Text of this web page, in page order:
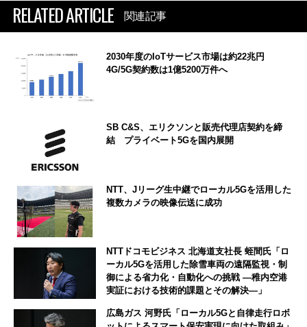
RELATED ARTICLE 関連記事
2030年度のIoTサービス市場は約22兆円
4G/5G契約数は1億5200万件へ
SB C&S、エリクソンと販売代理店契約を締
結 プライベート5Gを国内展開
NTT、Jリーグ生中継でローカル5Gを活用した
複数カメラの映像伝送に成功
NTTドコモビジネス 北海道支社長 蛭間氏「ロ
ーカル5Gを活用した除雪車両の遠隔監視・制
御による省力化・自動化への挑戦 ―稚内空港
実証における技術的課題とその解決―」
広島ガス 河野氏「ローカル5Gと自律走行ロボ